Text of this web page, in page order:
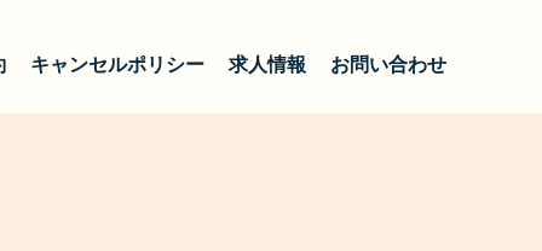
キャンセルポリシー 求人情報 お問い合わせ